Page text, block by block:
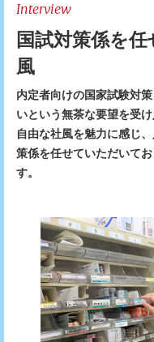
Interview
国試対策係を
風
内定者向けの国家試験対
いという無茶な要望を受
自由な社風を魅力に感じ
策係を任せていただいて
す。